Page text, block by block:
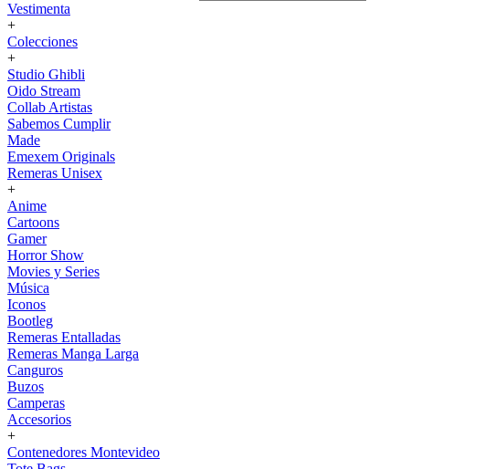
Vestimenta
+
Colecciones
+
Studio Ghibli
Oido Stream
Collab Artistas
Sabemos Cumplir
Made
Emexem Originals
Remeras Unisex
+
Anime
Cartoons
Gamer
Horror Show
Movies y Series
Música
Iconos
Bootleg
Remeras Entalladas
Remeras Manga Larga
Canguros
Buzos
Camperas
Accesorios
+
Contenedores Montevideo